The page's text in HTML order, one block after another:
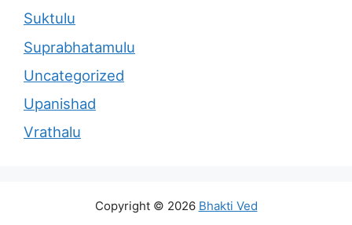
Suktulu
Suprabhatamulu
Uncategorized
Upanishad
Vrathalu
Copyright © 2026 Bhakti Ved